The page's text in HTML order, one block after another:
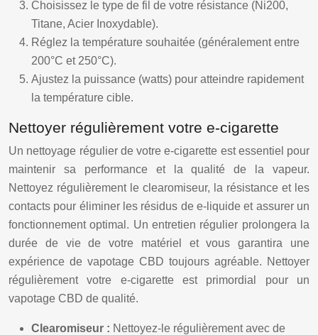
Choisissez le type de fil de votre résistance (Ni200,
Titane, Acier Inoxydable).
Réglez la température souhaitée (généralement entre
200°C et 250°C).
Ajustez la puissance (watts) pour atteindre rapidement
la température cible.
Nettoyer régulièrement votre e-cigarette
Un nettoyage régulier de votre e-cigarette est essentiel pour
maintenir sa performance et la qualité de la vapeur.
Nettoyez régulièrement le clearomiseur, la résistance et les
contacts pour éliminer les résidus de e-liquide et assurer un
fonctionnement optimal. Un entretien régulier prolongera la
durée de vie de votre matériel et vous garantira une
expérience de vapotage CBD toujours agréable. Nettoyer
régulièrement votre e-cigarette est primordial pour un
vapotage CBD de qualité.
Clearomiseur : Nettoyez-le régulièrement avec de